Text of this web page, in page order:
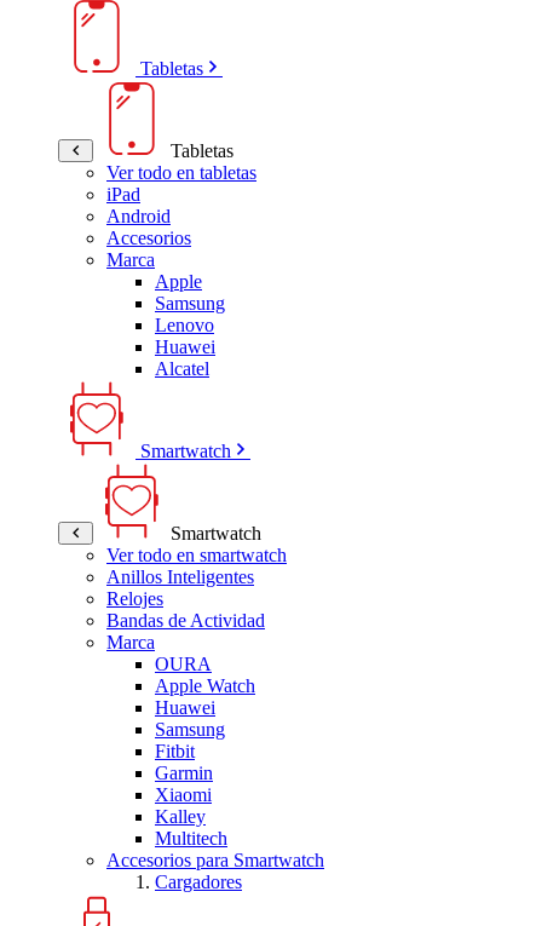
Tabletas
Tabletas
Ver todo en tabletas
iPad
Android
Accesorios
Marca
Apple
Samsung
Lenovo
Huawei
Alcatel
Smartwatch
Smartwatch
Ver todo en smartwatch
Anillos Inteligentes
Relojes
Bandas de Actividad
Marca
OURA
Apple Watch
Huawei
Samsung
Fitbit
Garmin
Xiaomi
Kalley
Multitech
Accesorios para Smartwatch
Cargadores